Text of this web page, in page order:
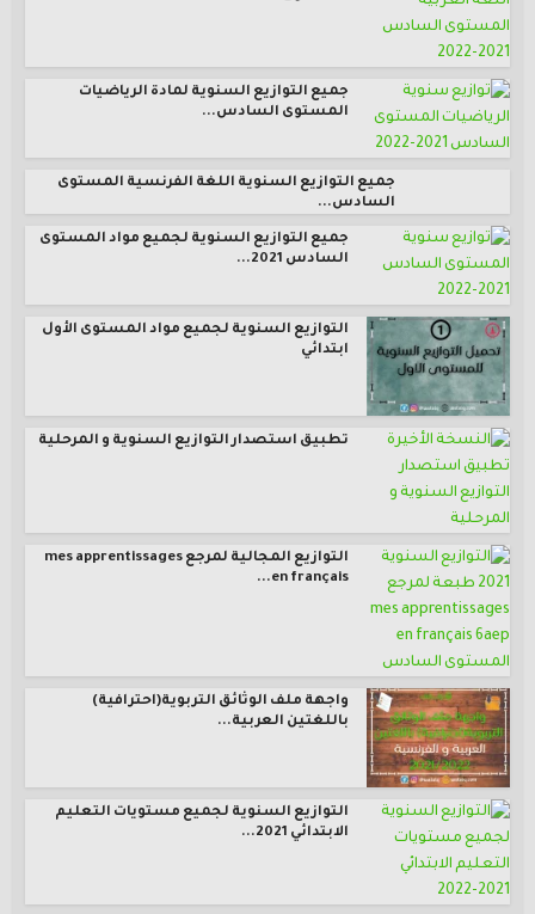
جميع التوازيع السنوية لمادة الرياضيات
المستوى السادس...
جميع التوازيع السنوية اللغة الفرنسية المستوى
السادس...
جميع التوازيع السنوية لجميع مواد المستوى
السادس 2021...
التوازيع السنوية لجميع مواد المستوى الأول
ابتدائي
تطبيق استصدار التوازيع السنوية و المرحلية
التوازيع المجالية لمرجع mes apprentissages
en français...
واجهة ملف الوثائق التربوية(احترافية)
باللغتين العربية...
التوازيع السنوية لجميع مستويات التعليم
الابتدائي 2021...